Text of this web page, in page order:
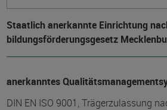
Staatlich anerkannte Einrichtung
bildungs­förderungs­gesetz
anerkanntes
DIN EN ISO 9001, Trägerzulassung